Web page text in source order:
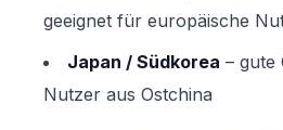
geeignet für europäische
Japan / Südkorea – gute
Nutzer aus Ostchina